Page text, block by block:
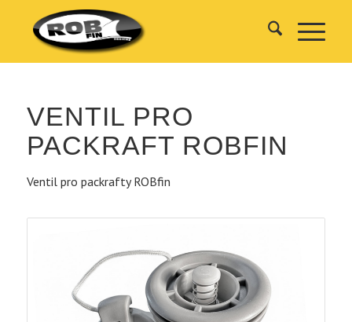
VENTIL PRO
PACKRAFT ROBFIN
Ventil pro packrafty ROBfin